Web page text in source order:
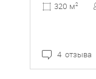
320 м2
4 отзыва